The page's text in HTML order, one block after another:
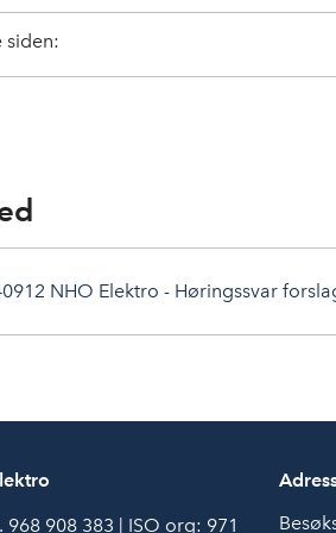
siden:
NHO Elektro - Høringssvar
968 908 383 | ISO org: 971